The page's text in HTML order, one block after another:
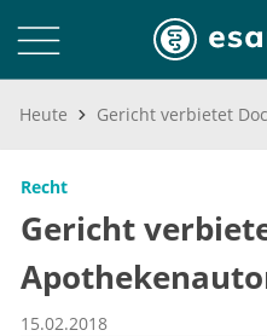
Heute Gericht verbietet
Recht
Gericht
15.02.2018